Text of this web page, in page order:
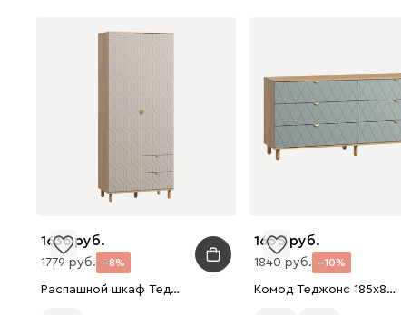
1636
1779 8
Распашной шкаф Теджонс 2-93x224 Деко Латте
1655
1840 10
Комод Теджонс 185x85 Ромб Мятный